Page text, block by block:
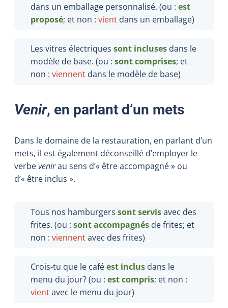
dans un emballage personnalisé. (ou : est
proposé; et non : vient dans un emballage)
Les vitres électriques sont incluses dans le
modèle de base. (ou : sont comprises; et
non : viennent dans le modèle de base)
Venir, en parlant d’un mets
Dans le domaine de la restauration, en parlant d’un
mets, il est également déconseillé d’employer le
verbevenirau sens d’« être accompagné » ou
d’« être inclus ».
Tous nos hamburgers sont servisavec des
frites. (ou : sont accompagnés de frites; et
non : viennentavec des frites)
Crois-tu que le caféest inclus dans le
menu du jour? (ou : est compris; et non :
vientavec le menu du jour)